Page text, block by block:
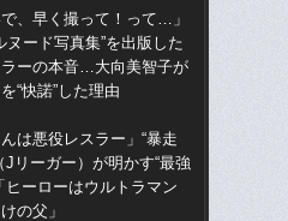
で、早く撮って！って…」
ヌード写真集”を出版した
ーの本音…大向美智子が
“快諾”した理由
んは悪役レスラー」“暴走
Jリーガー）が明かす“最強
ヒーローはウルトラマン
の父」